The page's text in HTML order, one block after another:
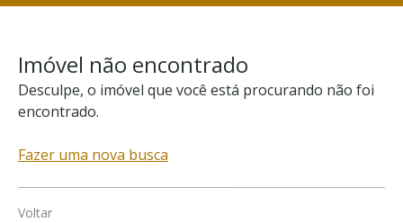
Imóvel não encontrado
Desculpe, o imóvel que você está procurando não foi
encontrado.
Fazer uma nova busca
Voltar